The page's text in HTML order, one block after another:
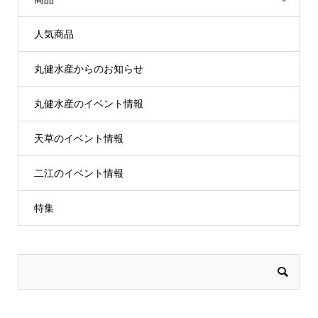
人気商品
丸健水産からのお知らせ
丸健水産のイベント情報
天草のイベント情報
二江のイベント情報
特集